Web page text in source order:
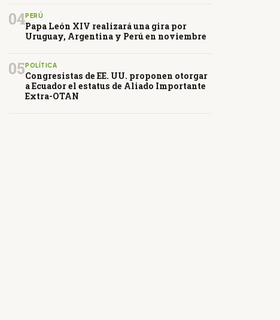
04PERÚ
Papa León XIV realizará una gira por
Uruguay, Argentina y Perú en noviembre
05 POLÍTICA
Congresistas de EE. UU. proponen otorgar
a Ecuador el estatus de Aliado Importante
Extra-OTAN